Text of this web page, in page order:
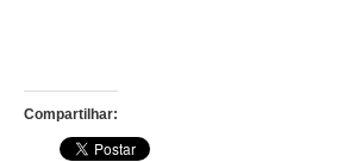
Compartilhar: